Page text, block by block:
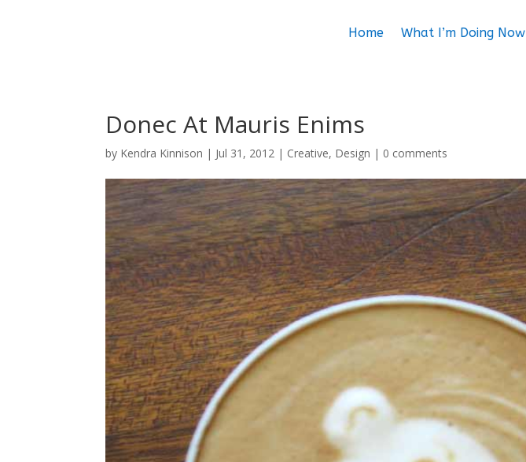
Home What I’m Doing Now
Donec At Mauris Enims
by Kendra Kinnison | Jul 31, 2012 | Creative, Design | 0 comments